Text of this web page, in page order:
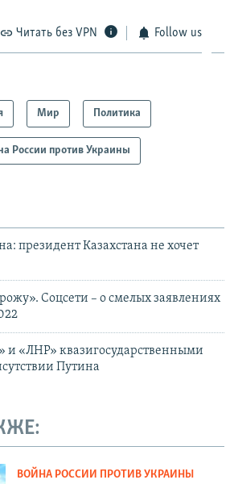
Читать без VPN Follow us
Мир Политика
России против Украины
президент Казахстана не хочет
Соцсети – о смелых заявлениях
и «ЛНР» квазигосударственными
Путина
ВОЙНА РОССИИ ПРОТИВ УКРАИНЫ